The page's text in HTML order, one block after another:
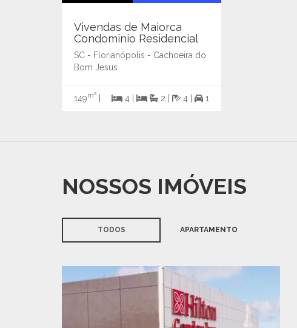
Vivendas de Maiorca
Condominio Residencial
SC - Florianópolis - Cachoeira do
Bom Jesus
149m² 4 | 2 | 4 | 1
NOSSOS IMÓVEIS
TODOS APARTAMENTO